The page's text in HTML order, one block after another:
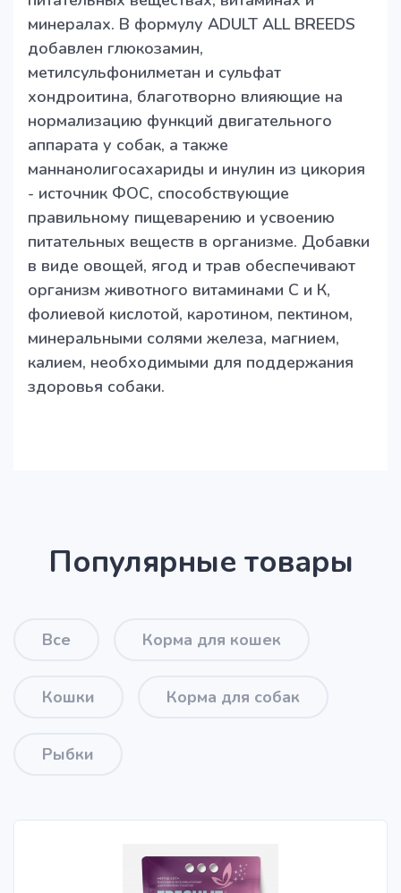
минералах. В формулу ADULT ALL BREEDS
добавлен глюкозамин,
метилсульфонилметан и сульфат
хондроитина, благотворно влияющие на
нормализацию функций двигательного
аппарата у собак, а также
маннанолигосахариды и инулин из цикория
- источник ФОС, способствующие
правильному пищеварению и усвоению
питательных веществ в организме. Добавки
в виде овощей, ягод и трав обеспечивают
организм животного витаминами С и К,
фолиевой кислотой, каротином, пектином,
минеральными солями железа, магнием,
калием, необходимыми для поддержания
здоровья собаки.
Популярные товары
Все Корма для кошек
Кошки Корма для собак
Рыбки